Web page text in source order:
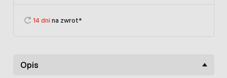
14 dni na zwrot*
Opis